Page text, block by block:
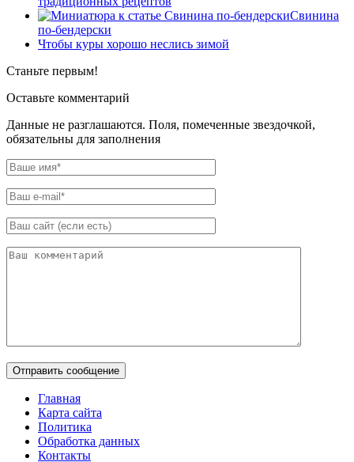
Свинина
по-бендерски
Чтобы куры хорошо неслись зимой
Станьте первым!
Оставьте комментарий
Данные не разглашаются. Поля, помеченные звездочкой,
обязательны для заполнения
Главная
Карта сайта
Политика
Обработка данных
Контакты